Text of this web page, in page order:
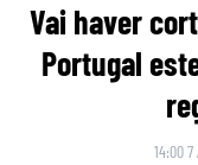
Vai haver
Portugal
14:00